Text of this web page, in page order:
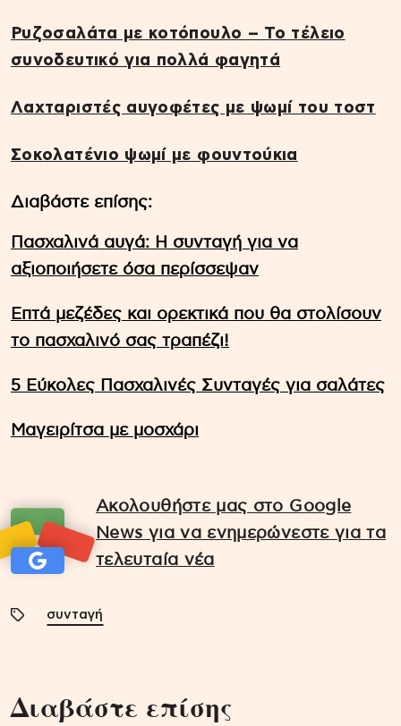
Ρυζοσαλάτα µε κοτόπουλο – Το τέλειο
συνοδευτικό για πολλά φαγητά
Λαχταριστές αυγοφέτες με ψωμί του τοστ
Σοκολατένιο ψωμί με φουντούκια
Διαβάστε επίσης:
Πασχαλινά αυγά: Η συνταγή για να
αξιοποιήσετε όσα περίσσεψαν
Επτά μεζέδες και ορεκτικά που θα στολίσουν
το πασχαλινό σας τραπέζι!
5 Εύκολες Πασχαλινές Συνταγές για σαλάτες
Μαγειρίτσα με μοσχάρι
Ακολουθήστε μας στο Google
News για να ενημερώνεστε για τα
τελευταία νέα
συνταγή
Διαβάστε επίσης